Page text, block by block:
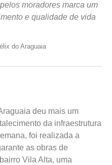
moradores marca um
e qualidade de vida
do Araguaia
deu mais um
da infraestrutura
foi realizada a
as obras de
Vila Alta, uma